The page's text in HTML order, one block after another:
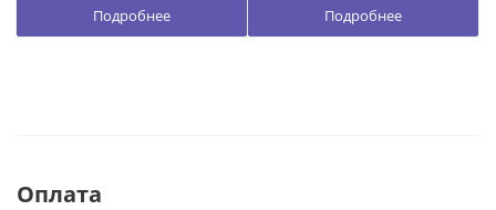
Подробнее Подробнее
Оплата